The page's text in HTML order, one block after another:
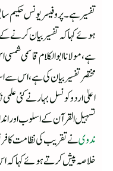
تفسیر ہے۔پروفیسر یونس حکیم
ہوئے کہا کہ تفسیر بیان
ہے، مولانا ابوالکلام قاسمی
مختصر تفسیر بیان کی ہے، اس سے
اعلیٰ اردو کونسل بہار نے کئی
تسہیل القرآن کے اسلوب اور
ندوینے تقریب کی نظامت کا
خلاصہ پیش کرتے ہوئے کہا